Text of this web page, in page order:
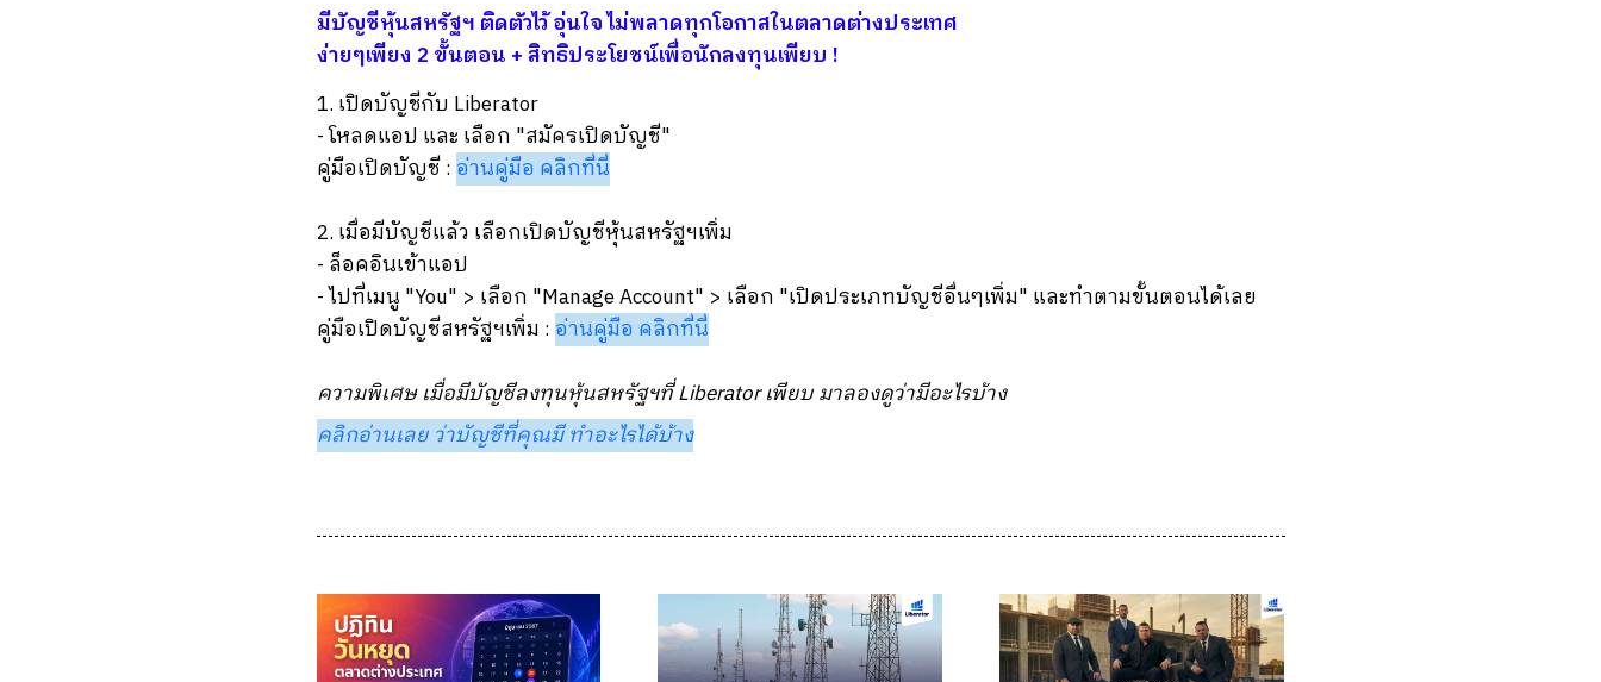
มีบัญชีหุ้นสหรัฐฯ ติดตัวไว้ อุ่นใจ ไม่พลาดทุกโอกาสในตลาดต่างประเทศ
ง่ายๆเพียง 2 ขั้นตอน + สิทธิประโยชน์เพื่อนักลงทุนเพียบ !
1. เปิดบัญชีกับ Liberator
- โหลดแอป และ เลือก "สมัครเปิดบัญชี"
คู่มือเปิดบัญชี : อ่านคู่มือ คลิกที่นี่
2. เมื่อมีบัญชีแล้ว เลือกเปิดบัญชีหุ้นสหรัฐฯเพิ่ม
- ล็อคอินเข้าแอป
- ไปที่เมนู "You" > เลือก "Manage Account" > เลือก "เปิดประเภทบัญชีอื่นๆเพิ่ม" และทำตามขั้นตอนได้เลย
คู่มือเปิดบัญชีสหรัฐฯเพิ่ม : อ่านคู่มือ คลิกที่นี่
ความพิเศษ เมื่อมีบัญชีลงทุนหุ้นสหรัฐฯที่ Liberator เพียบ มาลองดูว่ามีอะไรบ้าง
คลิกอ่านเลย ว่าบัญชีที่คุณมี ทำอะไรได้บ้าง